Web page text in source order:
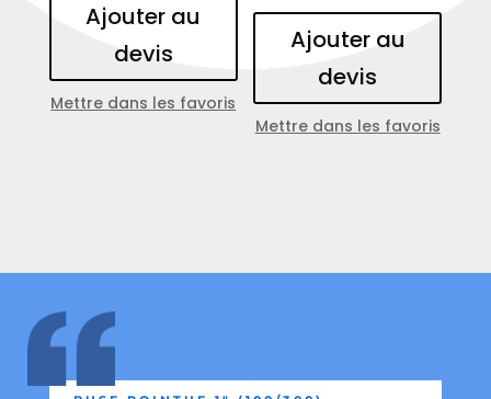
Ajouter au
devis
Mettre dans les favoris
Ajouter au
devis
Mettre dans les favoris